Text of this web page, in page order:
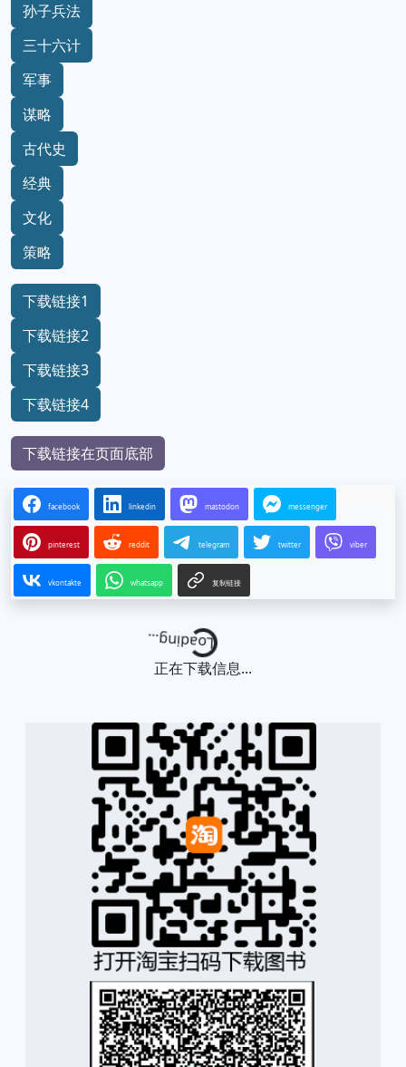
孙子兵法
三十六计
军事
谋略
古代史
经典
文化
策略
下载链接1
下载链接2
下载链接3
下载链接4
下载链接在页面底部
facebook linkedin mastodon messenger
pinterest reddit telegram twitter viber
vkontakte whatsapp 复制链接
Loading...
正在下载信息...